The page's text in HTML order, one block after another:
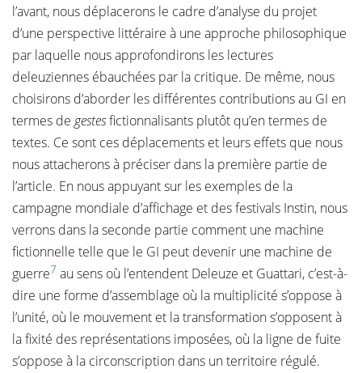
l’avant, nous déplacerons le cadre d’analyse du projet
d’une perspective littéraire à une approche philosophique
par laquelle nous approfondirons les lectures
deleuziennes ébauchées par la critique. De même, nous
choisirons d’aborder les différentes contributions au GI en
termes de gestesfictionnalisants plutôt qu’en termes de
textes. Ce sont ces déplacements et leurs effets que nous
nous attacherons à préciser dans la première partie de
l’article. En nous appuyant sur les exemples de la
campagne mondiale d’affichage et des festivals Instin, nous
verrons dans la seconde partie comment une machine
fictionnelle telle que le GI peut devenir une machine de
guerre7 au sens où l’entendent Deleuze et Guattari, c’est-à-
dire une forme d’assemblage où la multiplicité s’oppose à
l’unité, où le mouvement et la transformation s’opposent à
la fixité des représentations imposées, où la ligne de fuite
s’oppose à la circonscription dans un territoire régulé.